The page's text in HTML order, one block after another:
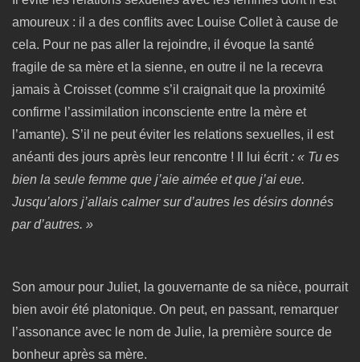
amoureux : il a des conflits avec Louise Collet à cause de
cela. Pour ne pas aller la rejoindre, il évoque la santé
fragile de sa mère et la sienne, en outre il ne la recevra
jamais à Croisset (comme s’il craignait que la proximité
confirme l’assimilation inconsciente entre la mère et
l’amante). S’il ne peut éviter les relations sexuelles, il est
anéanti des jours après leur rencontre ! Il lui écrit : « Tu es
bien la seule femme que j’aie aimée et que j’ai eue.
Jusqu’alors j’allais calmer sur d’autres les désirs donnés
par d’autres. »
Son amour pour Juliet, la gouvernante de sa nièce, pourrait
bien avoir été platonique. On peut, en passant, remarquer
l’assonance avec le nom de Julie, la première source de
bonheur après sa mère.